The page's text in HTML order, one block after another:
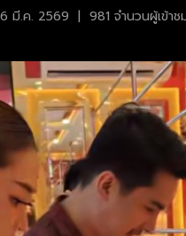
มี.ค. 2569 | 981 จำนวนผู้เข้าช